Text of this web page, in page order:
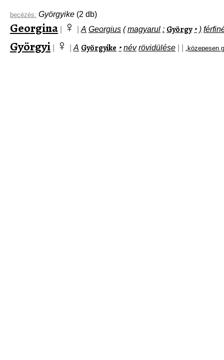
becézés: Györgyike (2 db)
Georgina ♀ A Georgius ( magyarul : György ‣ )
Györgyi ♀ A Györgyike ‣ név rövidülése „közepesen